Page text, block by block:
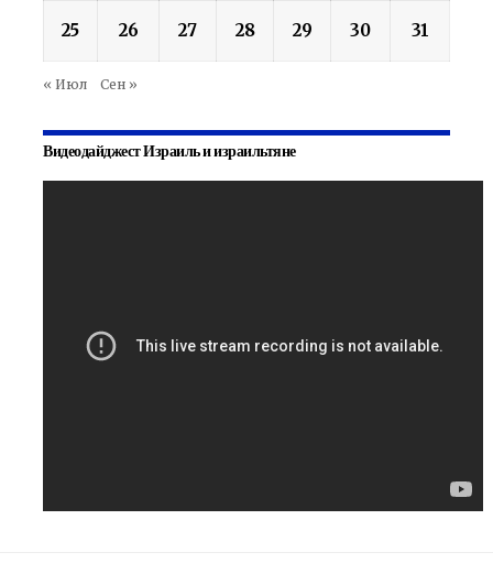
25 26 27 28 29 30 31
« Июл Сен »
Видеодайджест Израиль и израильтяне